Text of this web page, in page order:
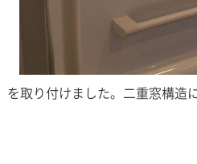
取り付けました。二重窓構造